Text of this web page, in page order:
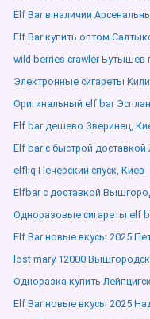
Elf Bar в наличии
Elf Bar купить оптом
wild berries crawler Бутышев
Электронные сигареты
Оригинальный elf bar
Elf bar дешево Зверинец,
Elf bar с быстрой
elfliq Печерский спуск, Киев
Elfbar с доставкой
Одноразовые сигареты elf
Elf Bar новые вкусы 2025
lost mary 12000
Одноразка купить
Elf Bar новые вкусы 2025